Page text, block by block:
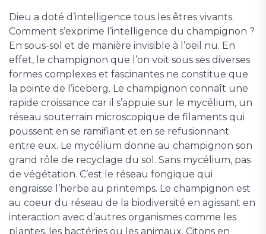
Dieu a doté d’intelligence tous les êtres vivants.
Comment s’exprime l’intelligence du champignon ?
En sous-sol et de manière invisible à l’oeil nu. En
effet, le champignon que l’on voit sous ses diverses
formes complexes et fascinantes ne constitue que
la pointe de l’iceberg. Le champignon connaît une
rapide croissance car il s’appuie sur le mycélium, un
réseau souterrain microscopique de filaments qui
poussent en se ramifiant et en se refusionnant
entre eux. Le mycélium donne au champignon son
grand rôle de recyclage du sol. Sans mycélium, pas
de végétation. C’est le réseau fongique qui
engraisse l’herbe au printemps. Le champignon est
au coeur du réseau de la biodiversité en agissant en
interaction avec d’autres organismes comme les
plantes, les bactéries ou les animaux. Citons en